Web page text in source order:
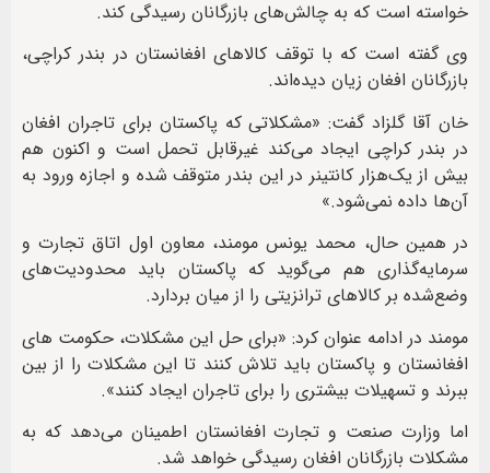
خواسته است که به چالش‌های بازرگانان رسیدگی کند.
وی گفته است که با توقف کالاهای افغانستان در بندر کراچی،
بازرگانان افغان زیان دیده‌اند.
خان آقا گلزاد گفت: «مشکلاتی که پاکستان برای تاجران افغان
در بندر کراچی ایجاد می‌کند غیرقابل تحمل است و اکنون هم
بیش از یک‌هزار کانتینر در این بندر متوقف شده و اجازه ورود به
آن‌ها داده نمی‌شود.»
در همین حال، محمد یونس مومند، معاون اول اتاق تجارت و
سرمایه‌گذاری هم می‌گوید که پاکستان باید محدودیت‌های
وضع‌شده بر کالاهای ترانزیتی را از میان بردارد.
مومند در ادامه عنوان کرد: «برای حل این مشکلات، حکومت های
افغانستان و پاکستان باید تلاش کنند تا این مشکلات را از بین
ببرند و تسهیلات بیشتری را برای تاجران ایجاد کنند».
اما وزارت صنعت و تجارت افغانستان اطمینان می‌دهد که به
مشکلات بازرگانان افغان رسیدگی خواهد شد.